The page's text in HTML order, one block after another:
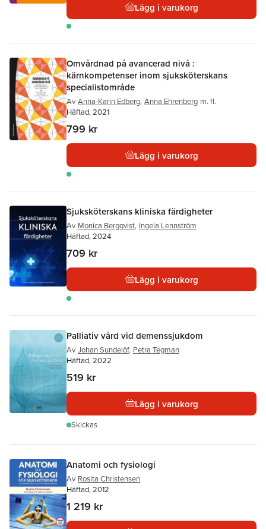
Lägg i varukorg
Omvårdnad på avancerad nivå :
kärnkompetenser inom sjuksköterskans
specialistområde
Av Anna-Karin Edberg, Anna Ehrenberg m. fl.
Häftad, 2021
799 kr
Lägg i varukorg
Sjuksköterskans kliniska färdigheter
Av Monica Bergqvist, Ingela Lennström
Häftad, 2024
709 kr
Lägg i varukorg
Palliativ vård vid demenssjukdom
Av Johan Sundelöf, Petra Tegman
Häftad, 2022
519 kr
Lägg i varukorg
Skickas
Anatomi och fysiologi
Av Rosita Christensen
Häftad, 2012
1 219 kr